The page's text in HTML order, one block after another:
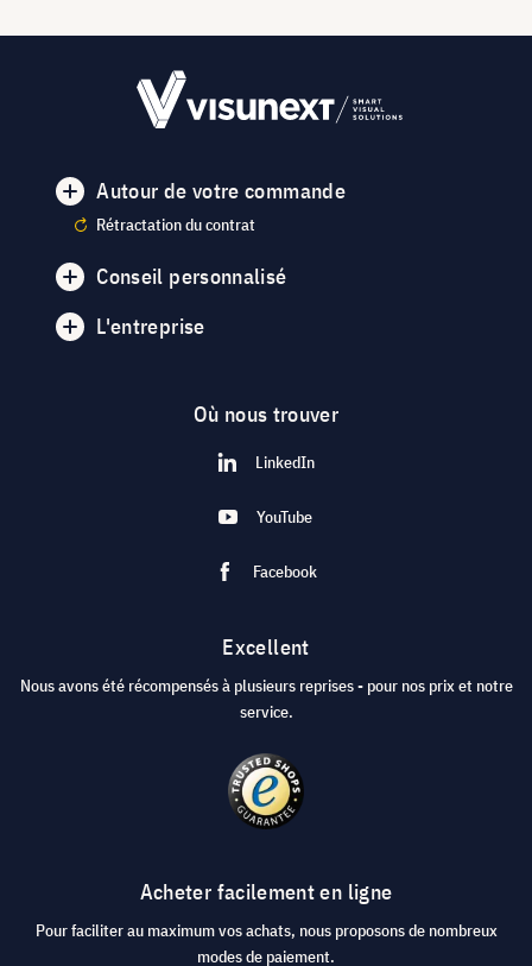
Autour de votre commande
Rétractation du contrat
Conseil personnalisé
L'entreprise
Où nous trouver
LinkedIn
YouTube
Facebook
Excellent
Nous avons été récompensés à plusieurs reprises - pour nos prix et notre
service.
Acheter facilement en ligne
Pour faciliter au maximum vos achats, nous proposons de nombreux
modes de paiement.